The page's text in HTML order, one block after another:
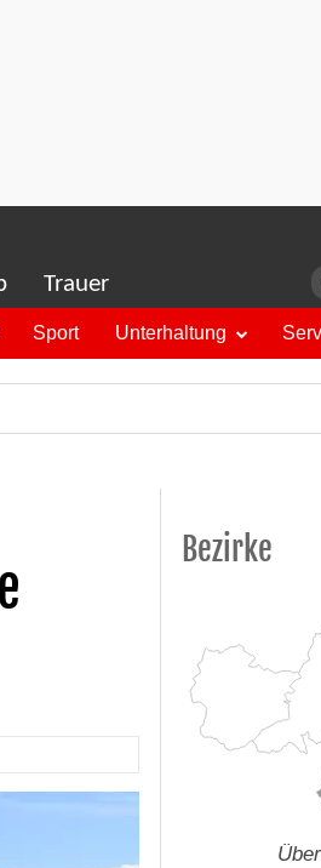
Trauer
Sport Unterhaltung
Bezirke